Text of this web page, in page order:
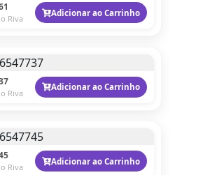
Riva
Adicionar ao Carrinho
Riva
Adicionar ao Carrinho
Riva
Adicionar ao Carrinho